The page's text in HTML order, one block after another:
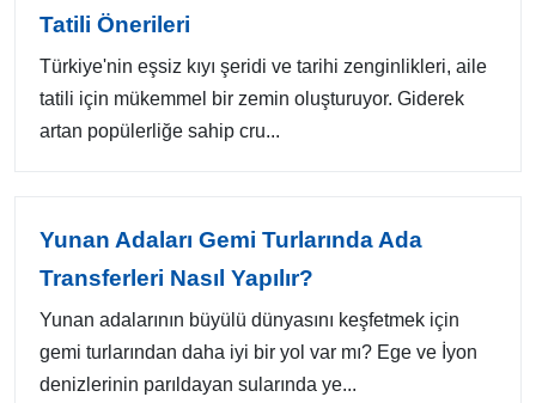
Tatili Önerileri
Türkiye'nin eşsiz kıyı şeridi ve tarihi zenginlikleri, aile
tatili için mükemmel bir zemin oluşturuyor. Giderek
artan popülerliğe sahip cru...
Yunan Adaları Gemi Turlarında Ada
Transferleri Nasıl Yapılır?
Yunan adalarının büyülü dünyasını keşfetmek için
gemi turlarından daha iyi bir yol var mı? Ege ve İyon
denizlerinin parıldayan sularında ye...